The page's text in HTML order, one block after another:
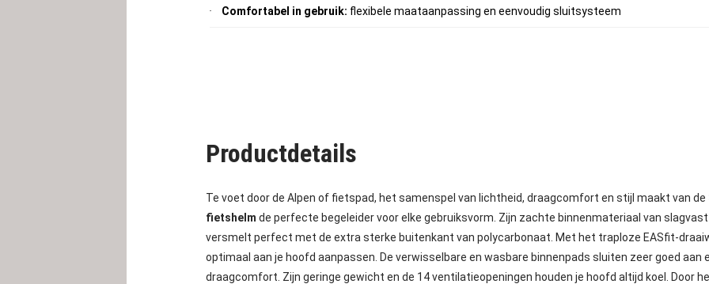
Comfortabel in gebruik: flexibele maataanpassing en eenvoudig sluitsysteem
Productdetails
Te voet door de Alpen of fietspad, het samenspel van lichtheid, draagcomfort en stijl maakt van de
fietshelm de perfecte begeleider voor elke gebruiksvorm. Zijn zachte binnenmateriaal van
versmelt perfect met de extra sterke buitenkant van polycarbonaat. Met het traploze EASfit-
optimaal aan je hoofd aanpassen. De verwisselbare en wasbare binnenpads sluiten zeer goed aan
draagcomfort. Zijn geringe gewicht en de 14 ventilatieopeningen houden je hoofd altijd koel. Door